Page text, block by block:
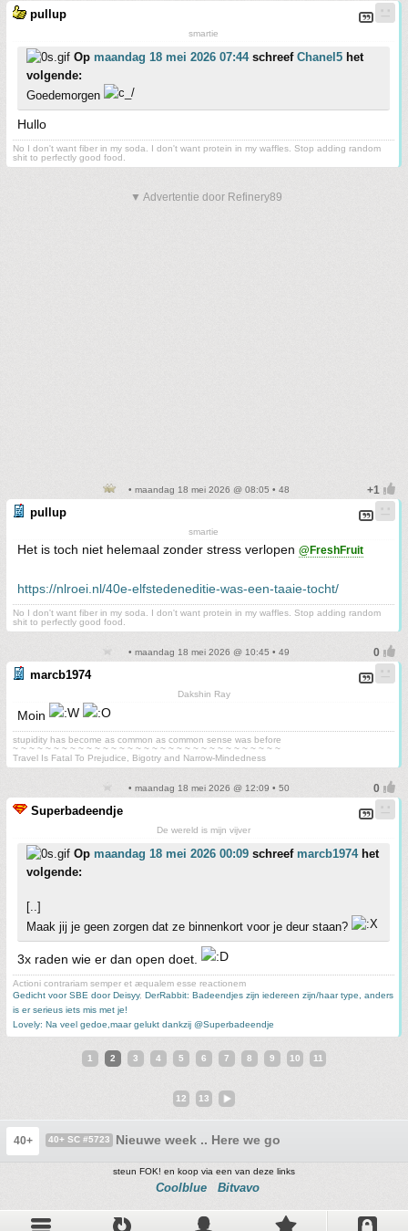
pullup
smartie
Op maandag 18 mei 2026 07:44schreef Chanel5 het
volgende:
Goedemorgen
Hullo
No I don't want fiber in my soda. I don't want protein in my waffles. Stop adding random
shit to perfectly good food.
▼ Advertentie door Refinery89
• maandag 18 mei 2026 @ 08:05 • 48
pullup
smartie
Het is toch niet helemaal zonder stress verlopen @FreshFruit
https://nlroei.nl/40e-elfstedeneditie-was-een-taaie-tocht/
No I don't want fiber in my soda. I don't want protein in my waffles. Stop adding random
shit to perfectly good food.
• maandag 18 mei 2026 @ 10:45 • 49
marcb1974
Dakshin Ray
Moin
stupidity has become as common as common sense was before
~ ~ ~ ~ ~ ~ ~ ~ ~ ~ ~ ~ ~ ~ ~ ~ ~ ~ ~ ~ ~ ~ ~ ~ ~ ~ ~ ~ ~ ~ ~ ~ ~
Travel Is Fatal To Prejudice, Bigotry and Narrow-Mindedness
• maandag 18 mei 2026 @ 12:09 • 50
Superbadeendje
De wereld is mijn vijver
Op maandag 18 mei 2026 00:09 schreef marcb1974het
volgende:
[..]
Maak jij je geen zorgen dat ze binnenkort voor je deur staan?
3x raden wie er dan open doet.
Actioni contrariam semper et æqualem esse reactionem
Gedicht voor SBE door Deisyy, DerRabbit: Badeendjes zijn iedereen zijn/haar type, anders
is er serieus iets mis met je!
Lovely: Na veel gedoe,maar gelukt dankzij @Superbadeendje
1 2 3 4 5 6 7 8 9 10 11
12 13
40+ 40+ SC #5723 Nieuwe week .. Here we go
steun FOK! en koop via een van deze links
Coolblue Bitvavo